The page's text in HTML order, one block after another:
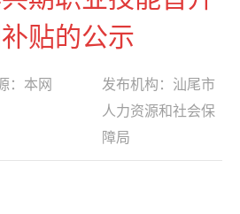
贴的公示
： 本网 发布机构： 汕尾市
人力资源和社会保
障局